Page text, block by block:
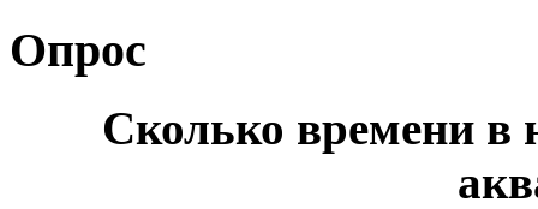
Опрос
Сколько времени в